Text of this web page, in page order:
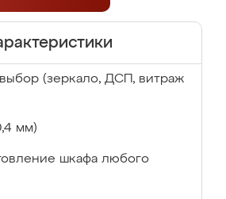
(зеркало, ДСП, витраж
мм)
шкафа любого